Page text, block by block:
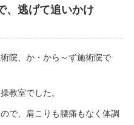
、逃げて追いかけ
院、か・から～ず施術院で
教室でした。
で、肩こりも腰痛もなく体調